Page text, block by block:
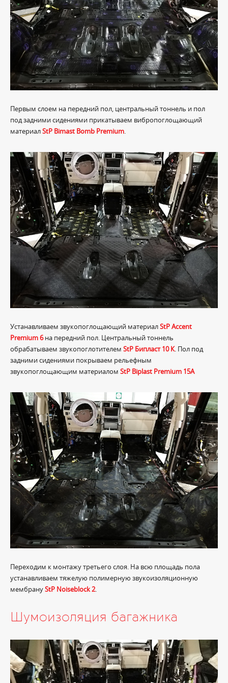
Первым слоем на передний пол, центральный тоннель и пол
под задними сидениями прикатываем вибропоглощающий
материалStP Bimast Bomb Premium.
Устанавливаем звукопоглощающий материалStP Accent
Premium 6на передний пол. Центральный тоннель
обрабатываем звукопоглотителем StP Бипласт 10 К. Пол под
задними сидениями покрываем рельефным
звукопоглощающим материалом StP Biplast Premium 15A
Переходим к монтажу третьего слоя. На всю площадь пола
устанавливаем тяжелую полимерную звукоизоляционную
мембрануStP Noiseblock 2.
Шумоизоляция багажника